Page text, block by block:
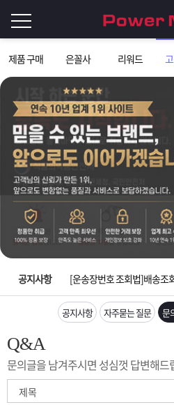
제품 구매 은꼴사 리워드
그
인
이
필
요
니
로
Q&A
파
워
맨
제
품
매
은
사
스
노
고
객마
공지사항
[2026구정 연휴]설 연휴 배송
[ios앱 오픈]아이폰 고객 앱
공지사항 자주묻는 질문 문
Q&A
문의글을 남겨주시면 성심껏 답변해드